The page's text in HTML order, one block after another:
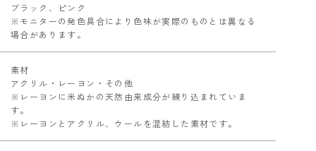
ブラック、ピンク
※モニターの発色具合により色味が実際のものとは異なる
場合があります。
素材
アクリル・レーヨン・その他
※レーヨンに米ぬかの天然由来成分が練り込まれていま
す。
※レーヨンとアクリル、ウールを混紡した素材です。